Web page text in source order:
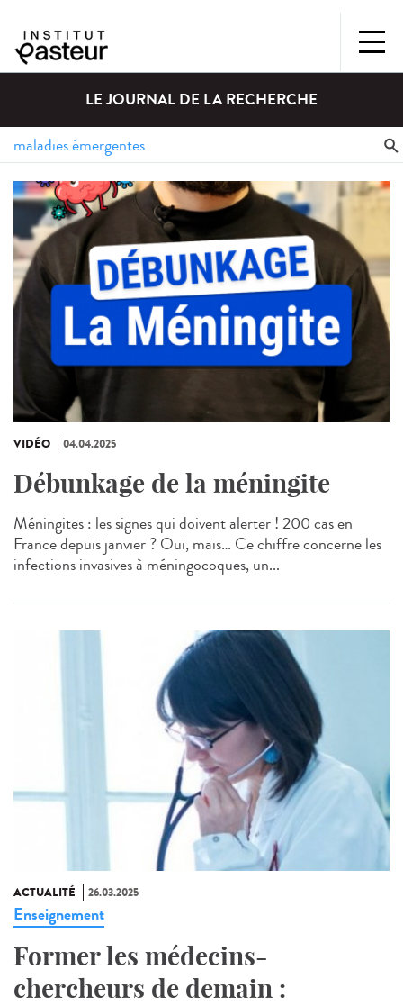
LE JOURNAL DE LA RECHERCHE
VIDÉO 04.04.2025
Débunkage de la méningite
Méningites : les signes qui doivent alerter ! 200 cas en
France depuis janvier ? Oui, mais… Ce chiffre concerne les
infections invasives à méningocoques, un...
ACTUALITÉ 26.03.2025
Enseignement
Former les médecins-
chercheurs de demain :